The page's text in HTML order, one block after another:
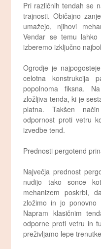
Pri različnih tendah se
trajnosti. Običajno
umažejo, njihovi
Vendar se temu
izberemo izključno
Ogrodje je
celotna
popolnoma fiksna.
zložljiva tenda, ki je
platna. Takšen
odpornost proti vetru
izvedbe tend.
Prednosti pergotend
Največja prednost
nudijo tako sonce
mehanizem poskrbi,
zložimo in jo
Napram klasičnim
odporne proti vetru in
preživljamo lepe